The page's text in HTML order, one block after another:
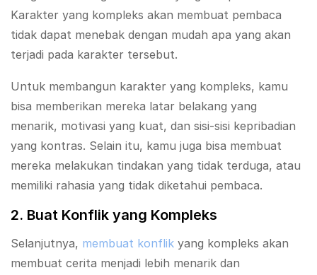
Karakter yang kompleks akan membuat pembaca
tidak dapat menebak dengan mudah apa yang akan
terjadi pada karakter tersebut.
Untuk membangun karakter yang kompleks, kamu
bisa memberikan mereka latar belakang yang
menarik, motivasi yang kuat, dan sisi-sisi kepribadian
yang kontras. Selain itu, kamu juga bisa membuat
mereka melakukan tindakan yang tidak terduga, atau
memiliki rahasia yang tidak diketahui pembaca.
2. Buat Konflik yang Kompleks
Selanjutnya, membuat konflik yang kompleks akan
membuat cerita menjadi lebih menarik dan